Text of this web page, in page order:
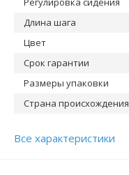
Длина шага
Цвет
Срок гарантии
Размеры упаковки
Страна происхождения
Все характеристики